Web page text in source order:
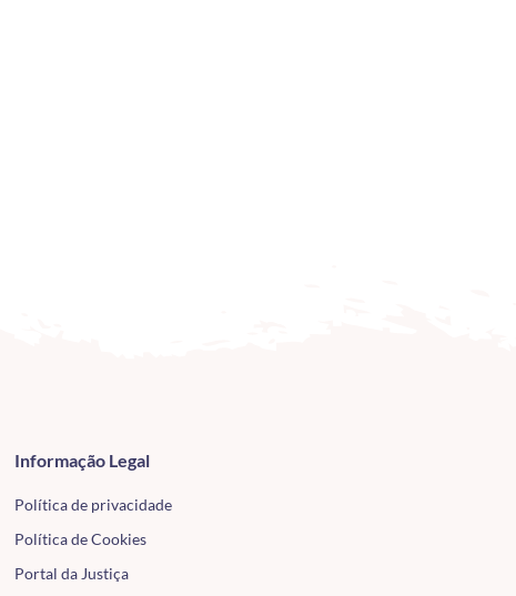
Informação Legal
Política de privacidade
Política de Cookies
Portal da Justiça